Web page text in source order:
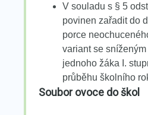
V souladu s § 5
povinen zařadit do
porce
variant se
jednoho žáka I.
průběhu školního
Soubor ovoce do škol